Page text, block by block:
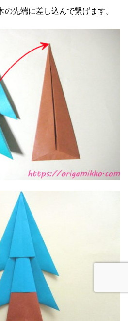
先端に差し込んで繋げます。